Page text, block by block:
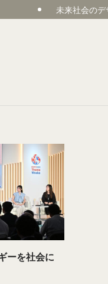
未来社会のデ
ーを社会に